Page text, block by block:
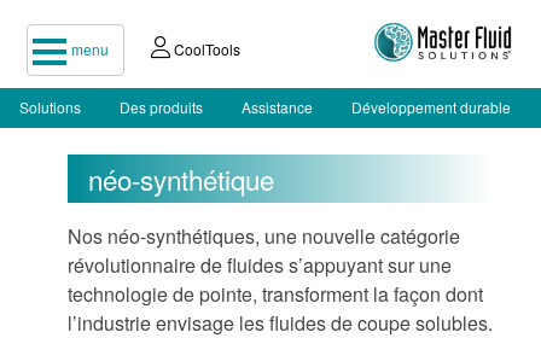
menu CoolTools
Solutions Des produits Assistance Développement durable
néo-synthétique
Nos néo-synthétiques, une nouvelle catégorie
révolutionnaire de fluides s’appuyant sur une
technologie de pointe, transforment la façon dont
l’industrie envisage les fluides de coupe solubles.